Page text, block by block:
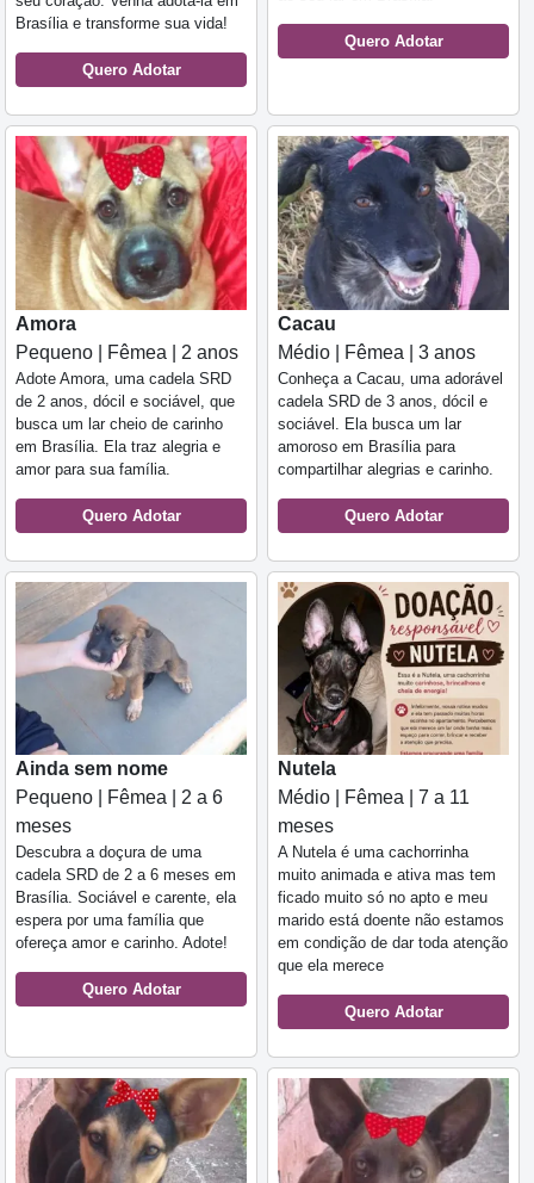
Brasília e transforme sua vida!
Quero Adotar
Quero Adotar
Amora
Pequeno | Fêmea | 2 anos
Adote Amora, uma cadela SRD
de 2 anos, dócil e sociável, que
busca um lar cheio de carinho
em Brasília. Ela traz alegria e
amor para sua família.
Quero Adotar
Cacau
Médio | Fêmea | 3 anos
Conheça a Cacau, uma adorável
cadela SRD de 3 anos, dócil e
sociável. Ela busca um lar
amoroso em Brasília para
compartilhar alegrias e carinho.
Quero Adotar
Ainda sem nome
Pequeno | Fêmea | 2 a 6
meses
Descubra a doçura de uma
cadela SRD de 2 a 6 meses em
Brasília. Sociável e carente, ela
espera por uma família que
ofereça amor e carinho. Adote!
Quero Adotar
Nutela
Médio | Fêmea | 7 a 11
meses
A Nutela é uma cachorrinha
muito animada e ativa mas tem
ficado muito só no apto e meu
marido está doente não estamos
em condição de dar toda atenção
que ela merece
Quero Adotar